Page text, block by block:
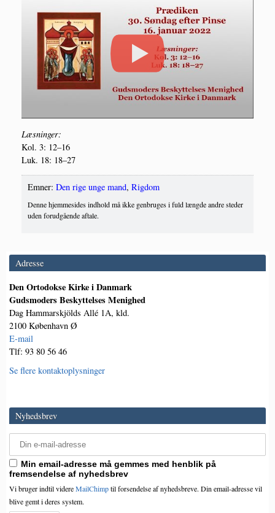
Læs­nin­ger:
Kol. 3: 12–16
Luk. 18: 18–27
Emner: Den rige unge mand, Rigdom
Denne hjemmesides indhold må ikke genbruges i fuld længde andre steder
uden forudgående aftale.
Adresse
Den Ortodokse Kirke i Danmark
Gudsmoders Beskyttelses Menighed
Dag Hammarskjölds Allé 1A, kld.
2100 København Ø
E-mail
Tlf: 93 80 56 46
Se flere kontaktoplysninger
Nyhedsbrev
Min email-adresse må gemmes med henblik på
fremsendelse af nyhedsbrev
Vi bruger indtil videreMailChimptil forsendelse af nyhedsbreve. Din email-adresse vil
blive gemt i deres system.